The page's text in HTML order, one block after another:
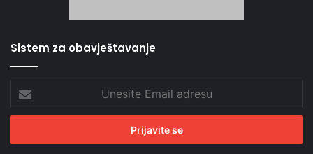
Sistem za obavještavanje
Email
adresu